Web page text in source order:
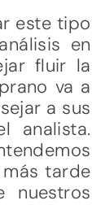
este tipo
en
fluir la
va a
a sus
analista.
tarde
nuestros